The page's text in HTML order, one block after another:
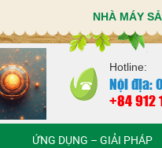
NHÀ MÁY
Hotline:
Nội địa:
+84 912
ỨNG DỤNG – GIẢI PHÁP